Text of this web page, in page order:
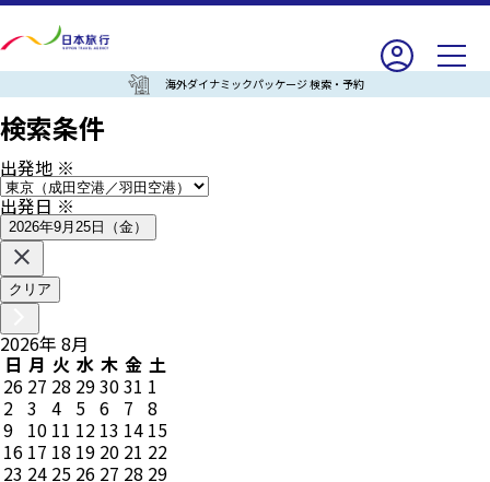
海外ダイナミックパッケージ 検索・予約
検索条件
出発地 ※
出発日※
2026年9月25日（金）
クリア
2026年 8月
日 月 火 水 木 金 土
26 27 28 293031 1
2 3 4 5 6 7 8
9 10 11 12 13 14 15
16 17 18 19 20 21 22
23 24 25 26 27 28 29